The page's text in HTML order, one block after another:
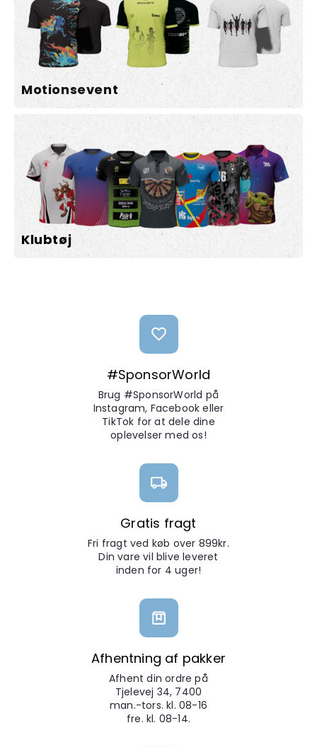
Motionsevent
Klubtøj
#SponsorWorld
Brug #SponsorWorld på
Instagram, Facebook eller
TikTok for at dele dine
oplevelser med os!
Gratis fragt
Fri fragt ved køb over 899kr.
Din vare vil blive leveret
inden for 4 uger!
Afhentning af pakker
Afhent din ordre på
Tjelevej 34, 7400
man.-tors. kl. 08-16
fre. kl. 08-14.